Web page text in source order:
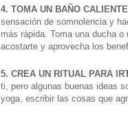
4. TOMA UN BAÑO
sensación de somnolencia y
más rápida. Toma una ducha
acostarte y aprovecha los
5. CREA UN RITUAL PARA
ti, pero algunas buenas ideas
yoga, escribir las cosas que